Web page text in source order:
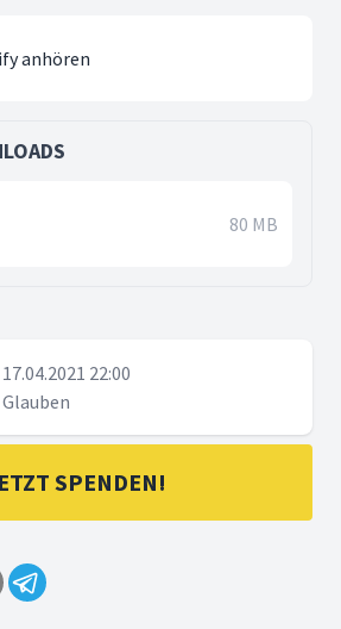
anhören
80 MB
17.04.2021 22:00
Glauben
SPENDEN!